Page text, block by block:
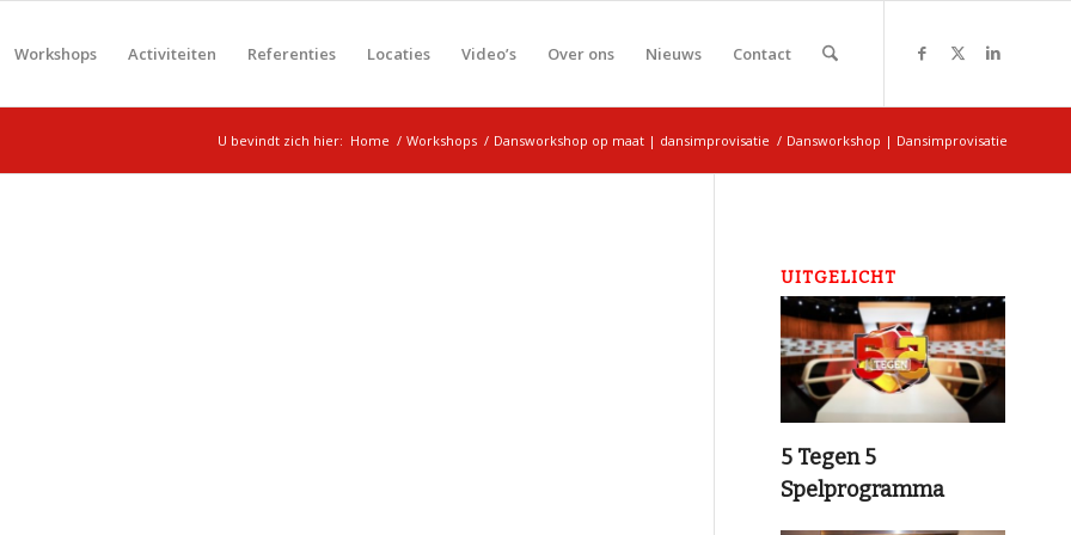
Workshops Activiteiten Referenties Locaties Video’s Over ons Nieuws Contact
U bevindt zich hier: Home / Workshops / Dansworkshop op maat | dansimprovisatie / Dansworkshop | Dansimprovisatie
UITGELICHT
5 Tegen 5
Spelprogramma